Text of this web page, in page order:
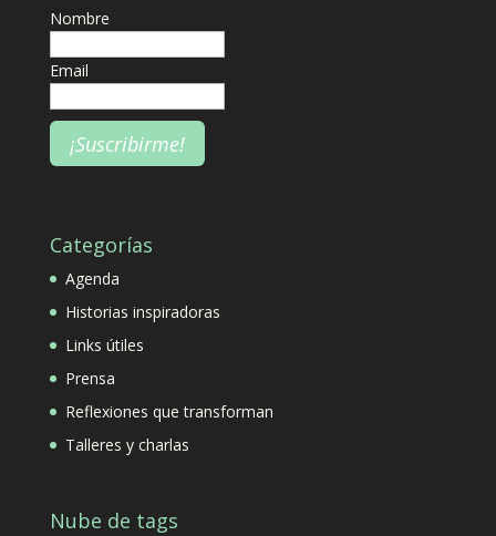
Nombre
Email
Categorías
Agenda
Historias inspiradoras
Links útiles
Prensa
Reflexiones que transforman
Talleres y charlas
Nube de tags